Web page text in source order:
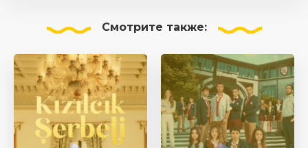
Смотрите также: